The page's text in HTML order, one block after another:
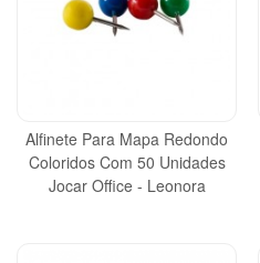
Alfinete Para Mapa Redondo
Coloridos Com 50 Unidades
Jocar Office - Leonora